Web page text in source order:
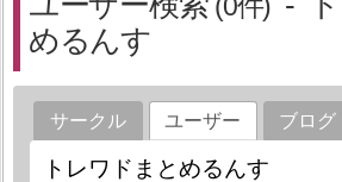
0
めるんす
サークル ユーザー ブログ